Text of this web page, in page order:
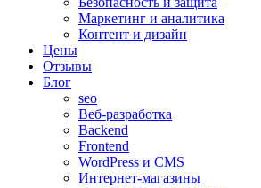
Маркетинг и аналитика
Контент и дизайн
Цены
Отзывы
Блог
seo
Веб-разработка
Backend
Frontend
WordPress и CMS
Интернет-магазины